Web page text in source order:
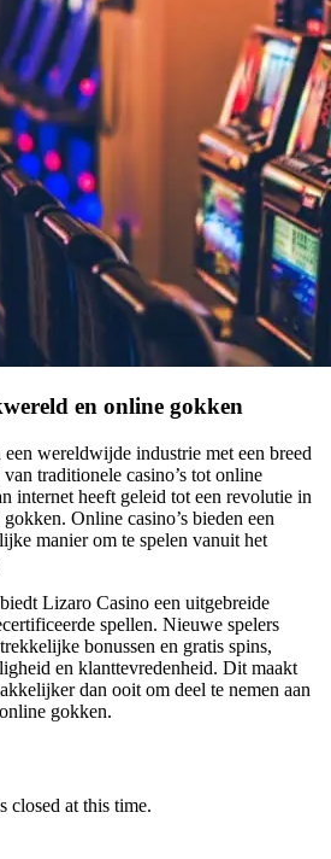
en online gokken
wereldwijde industrie met een breed
traditionele casino’s tot online
internet heeft geleid tot een revolutie in
Online casino’s bieden een
manier om te spelen vanuit het
Lizaro Casino een uitgebreide
spellen. Nieuwe spelers
bonussen en gratis spins,
en klanttevredenheid. Dit maakt
dan ooit om deel te nemen aan
gokken.
closed at this time.